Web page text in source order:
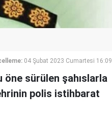
04 Şubat 2023 Cumartesi 16:09
sürülen şahıslarla
polis istihbarat